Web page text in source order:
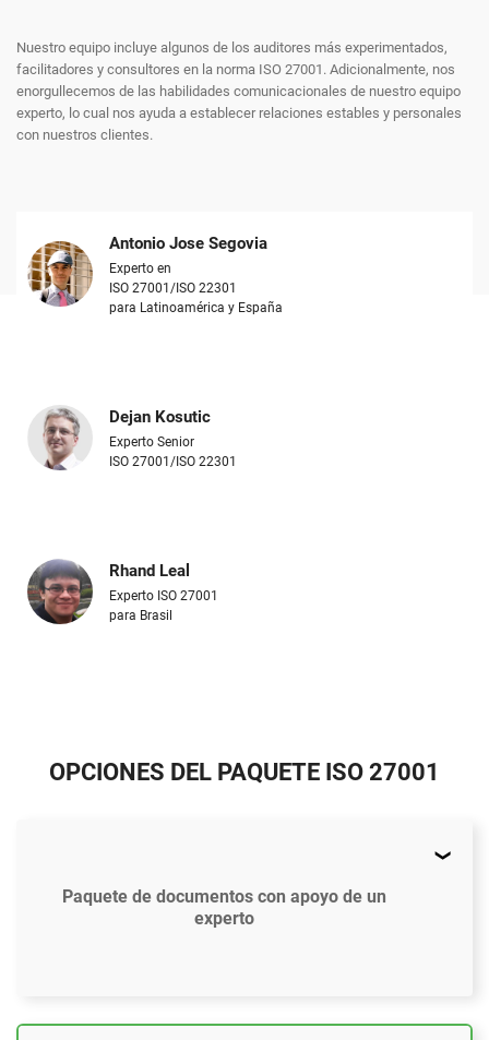
Nuestro equipo incluye algunos de los auditores más experimentados,
facilitadores y consultores en la norma ISO 27001. Adicionalmente, nos
enorgullecemos de las habilidades comunicacionales de nuestro equipo
experto, lo cual nos ayuda a establecer relaciones estables y personales
con nuestros clientes.
Antonio Jose Segovia
Experto en
ISO 27001/ISO 22301
para Latinoamérica y España
Dejan Kosutic
Experto Senior
ISO 27001/ISO 22301
Rhand Leal
Experto ISO 27001
para Brasil
OPCIONES DEL PAQUETE ISO 27001
Paquete de documentos con apoyo de un
experto
US$897